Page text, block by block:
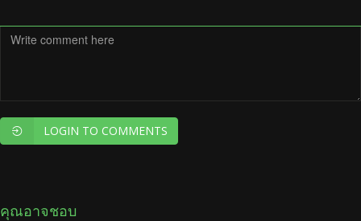
LOGIN TO COMMENTS
คุณอาจชอบ